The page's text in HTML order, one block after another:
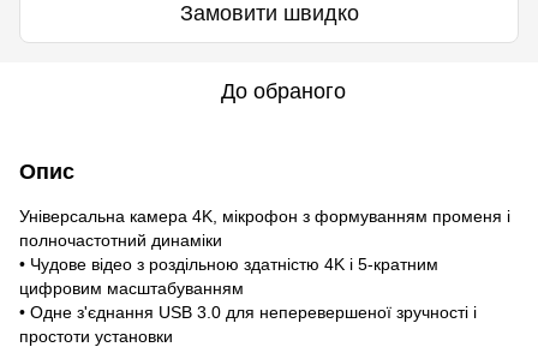
Замовити швидко
До обраного
Опис
Універсальна камера 4K, мікрофон з формуванням променя і
полночастотний динаміки
• Чудове відео з роздільною здатністю 4K і 5-кратним
цифровим масштабуванням
• Одне з'єднання USB 3.0 для неперевершеної зручності і
простоти установки